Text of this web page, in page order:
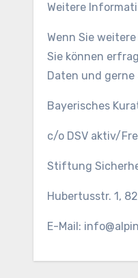
Weitere
Wenn Sie
Sie können
Daten und
Bayerisches
c/o DSV aktiv/
Stiftung
Hubertusstr. 1,
E-Mail: